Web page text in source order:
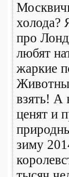
холода?
про
любят
жаркие
взять! А
ценят и
зиму